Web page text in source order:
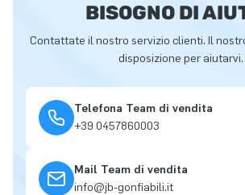
BISOGNO DI
Contattate il nostro servizio clienti. Il
disposizione per aiutarvi.
Telefona Team di vendita
+39 0457860003
Mail Team di vendita
info@jb-gonfiabili.it